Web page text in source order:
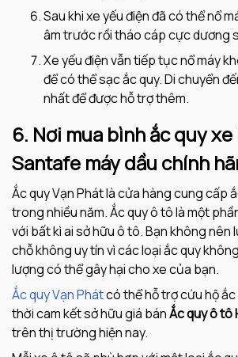
Sau khi xe yếu điện đã có thể nổ
âm trước rồi tháo cáp cực dương
Xe yếu điện vẫn tiếp tục nổ máy
để có thể sạc ắc quy. Di chuyển
nhất để được hỗ trợ thêm.
6. Nơi mua bình ắc quy
Santafe máy dầu chính
Ắc quy Vạn Phát là cửa hàng cung cấp
trong nhiều năm. Ắc quy ô tô là một
với bất kì ai sở hữu ô tô. Bạn không nên
chỗ không uy tín vì các loại ắc quy
lượng có thể gây hại cho xe của bạn.
Ắc quy Vạn Phátcó thể hỗ trợ cứu hộ
thời cam kết sở hữu giá bánẮc quy ô tô
trên thị trường hiện nay.